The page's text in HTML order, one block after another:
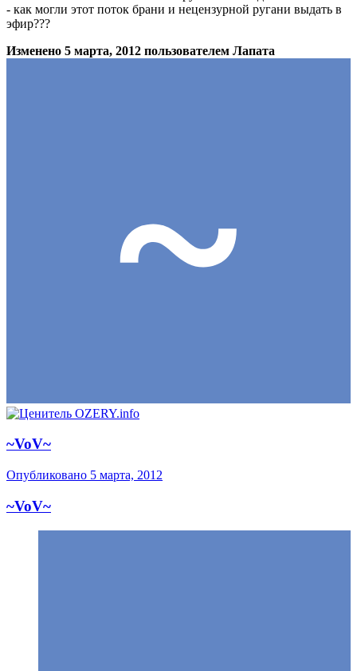
- как могли этот поток брани и нецензурной ругани выдать в
эфир???
Изменено 5 марта, 2012 пользователем Лапата
~VoV~
Опубликовано 5 марта, 2012
~VoV~